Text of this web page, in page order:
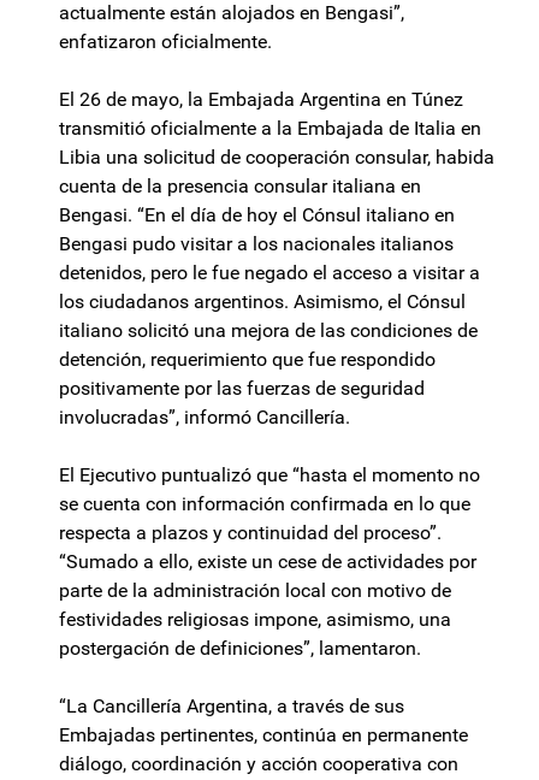
actualmente están alojados en Bengasi”,
enfatizaron oficialmente.
El 26 de mayo, la Embajada Argentina en Túnez
transmitió oficialmente a la Embajada de Italia en
Libia una solicitud de cooperación consular, habida
cuenta de la presencia consular italiana en
Bengasi. “En el día de hoy el Cónsul italiano en
Bengasi pudo visitar a los nacionales italianos
detenidos, pero le fue negado el acceso a visitar a
los ciudadanos argentinos. Asimismo, el Cónsul
italiano solicitó una mejora de las condiciones de
detención, requerimiento que fue respondido
positivamente por las fuerzas de seguridad
involucradas”, informó Cancillería.
El Ejecutivo puntualizó que “hasta el momento no
se cuenta con información confirmada en lo que
respecta a plazos y continuidad del proceso”.
“Sumado a ello, existe un cese de actividades por
parte de la administración local con motivo de
festividades religiosas impone, asimismo, una
postergación de definiciones”, lamentaron.
“La Cancillería Argentina, a través de sus
Embajadas pertinentes, continúa en permanente
diálogo, coordinación y acción cooperativa con